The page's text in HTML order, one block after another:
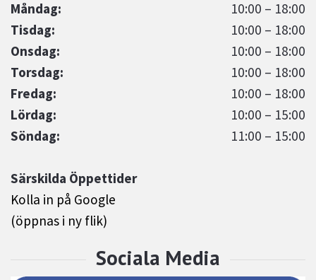
Måndag:
10:00 – 18:00
Tisdag:
10:00 – 18:00
Onsdag:
10:00 – 18:00
Torsdag:
10:00 – 18:00
Fredag:
10:00 – 18:00
Lördag:
10:00 – 15:00
Söndag:
11:00 – 15:00
Särskilda Öppettider
Kolla in på Google
(öppnas i ny flik)